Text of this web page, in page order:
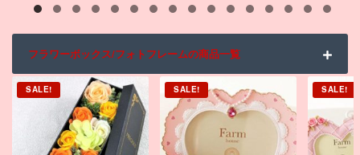
フラワーボックス/フォトフレームの商品一覧
SALE! SALE! SALE!